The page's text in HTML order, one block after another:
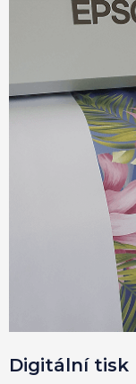
Digitální tisk